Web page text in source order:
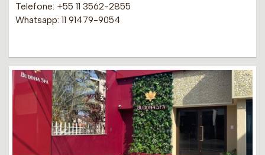
Telefone: +55 11 3562-2855
Whatsapp: 11 91479-9054